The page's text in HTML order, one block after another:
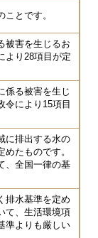
とです。
被害を生じるお
より28項目が定
係る被害を生じ
令により15項目
に排出する水の
たものです。
、全国一律の基
排水基準を定め
て、生活環境項
準よりも厳しい